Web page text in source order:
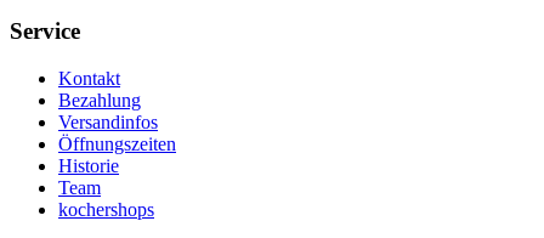
Service
Kontakt
Bezahlung
Versandinfos
Öffnungszeiten
Historie
Team
kochershops